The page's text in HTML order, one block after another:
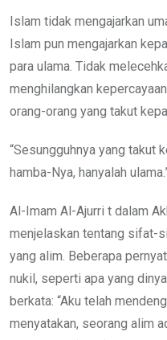
Islam tidak mengajarkan
Islam pun mengajarkan
para ulama. Tidak
menghilangkan
orang-orang yang takut
“Sesungguhnya yang takut
hamba-Nya, hanyalah
Al-Imam Al-Ajurri t dalam
menjelaskan tentang sifat-
yang alim. Beberapa
nukil, seperti apa yang
berkata: “Aku telah
menyatakan, seorang alim